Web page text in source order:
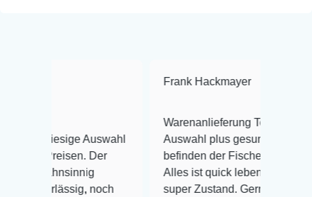
Auswahl
Der
noch
Frank Hackmayer ★★★★
Warenanlieferung Top und die
Auswahl plus gesundheitliches
befinden der Fische einwandfrei.
Alles ist quick lebendig und im
super Zustand. Gerne wieder 😃